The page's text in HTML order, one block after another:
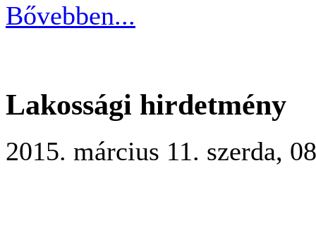
Bővebben...
Lakossági hirdetmény
2015. március 11. szerda,